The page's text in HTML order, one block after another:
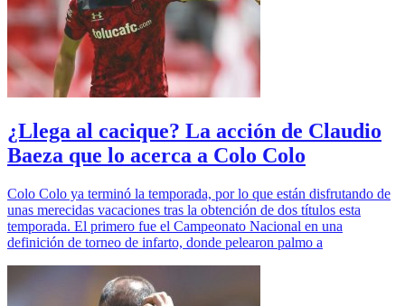
¿Llega al cacique? La acción de Claudio
Baeza que lo acerca a Colo Colo
Colo Colo ya terminó la temporada, por lo que están disfrutando de
unas merecidas vacaciones tras la obtención de dos títulos esta
temporada. El primero fue el Campeonato Nacional en una
definición de torneo de infarto, donde pelearon palmo a